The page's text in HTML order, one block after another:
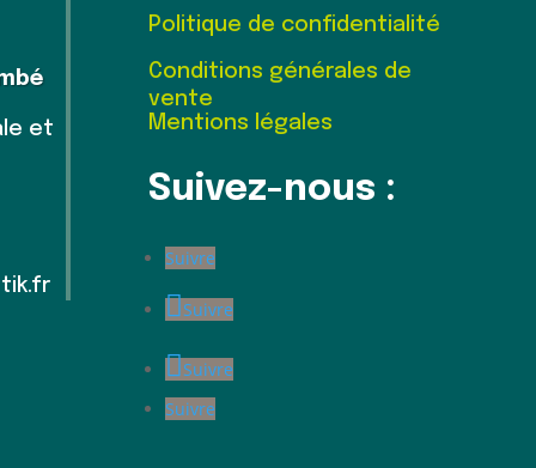
et
Politique de confidentialité
Conditions générales de
vente
Mentions légales
Suivez-nous :
Suivre
Suivre
Suivre
Suivre